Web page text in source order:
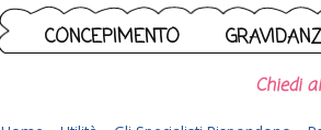
CONCEPIMENTO
Chiedi